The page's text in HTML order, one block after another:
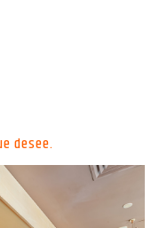
desee.